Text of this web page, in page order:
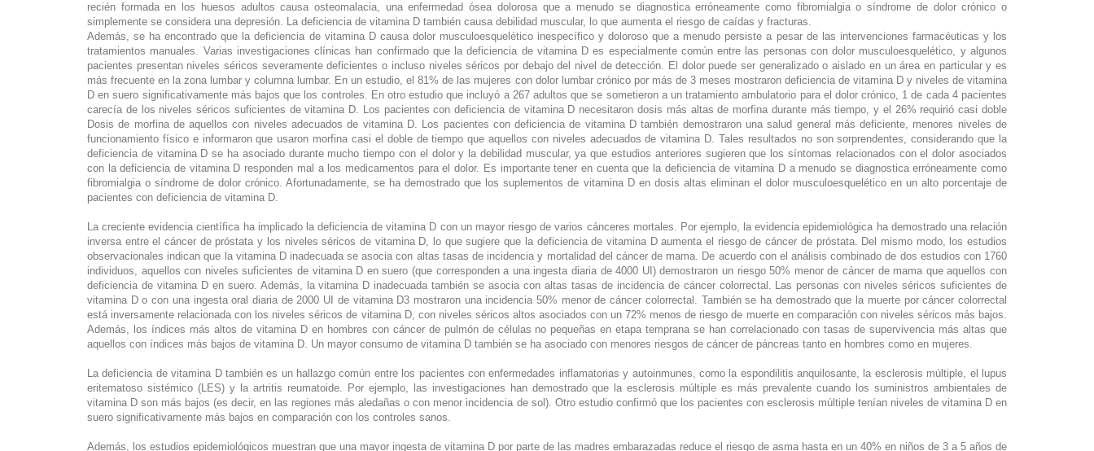
recién formada en los huesos adultos causa osteomalacia, una enfermedad ósea dolorosa que a menudo se diagnostica erróneamente como fibromialgia o síndrome de dolor crónico o
simplemente se considera una depresión. La deficiencia de vitamina D también causa debilidad muscular, lo que aumenta el riesgo de caídas y fracturas.
Además, se ha encontrado que la deficiencia de vitamina D causa dolor musculoesquelético inespecífico y doloroso que a menudo persiste a pesar de las intervenciones farmacéuticas y los
tratamientos manuales. Varias investigaciones clínicas han confirmado que la deficiencia de vitamina D es especialmente común entre las personas con dolor musculoesquelético, y algunos
pacientes presentan niveles séricos severamente deficientes o incluso niveles séricos por debajo del nivel de detección. El dolor puede ser generalizado o aislado en un área en particular y es
más frecuente en la zona lumbar y columna lumbar. En un estudio, el 81% de las mujeres con dolor lumbar crónico por más de 3 meses mostraron deficiencia de vitamina D y niveles de vitamina
D en suero significativamente más bajos que los controles. En otro estudio que incluyó a 267 adultos que se sometieron a un tratamiento ambulatorio para el dolor crónico, 1 de cada 4 pacientes
carecía de los niveles séricos suficientes de vitamina D. Los pacientes con deficiencia de vitamina D necesitaron dosis más altas de morfina durante más tiempo, y el 26% requirió casi doble
Dosis de morfina de aquellos con niveles adecuados de vitamina D. Los pacientes con deficiencia de vitamina D también demostraron una salud general más deficiente, menores niveles de
funcionamiento físico e informaron que usaron morfina casi el doble de tiempo que aquellos con niveles adecuados de vitamina D. Tales resultados no son sorprendentes, considerando que la
deficiencia de vitamina D se ha asociado durante mucho tiempo con el dolor y la debilidad muscular, ya que estudios anteriores sugieren que los síntomas relacionados con el dolor asociados
con la deficiencia de vitamina D responden mal a los medicamentos para el dolor. Es importante tener en cuenta que la deficiencia de vitamina D a menudo se diagnostica erróneamente como
fibromialgia o síndrome de dolor crónico. Afortunadamente, se ha demostrado que los suplementos de vitamina D en dosis altas eliminan el dolor musculoesquelético en un alto porcentaje de
pacientes con deficiencia de vitamina D.
La creciente evidencia científica ha implicado la deficiencia de vitamina D con un mayor riesgo de varios cánceres mortales. Por ejemplo, la evidencia epidemiológica ha demostrado una relación
inversa entre el cáncer de próstata y los niveles séricos de vitamina D, lo que sugiere que la deficiencia de vitamina D aumenta el riesgo de cáncer de próstata. Del mismo modo, los estudios
observacionales indican que la vitamina D inadecuada se asocia con altas tasas de incidencia y mortalidad del cáncer de mama. De acuerdo con el análisis combinado de dos estudios con 1760
individuos, aquellos con niveles suficientes de vitamina D en suero (que corresponden a una ingesta diaria de 4000 UI) demostraron un riesgo 50% menor de cáncer de mama que aquellos con
deficiencia de vitamina D en suero. Además, la vitamina D inadecuada también se asocia con altas tasas de incidencia de cáncer colorrectal. Las personas con niveles séricos suficientes de
vitamina D o con una ingesta oral diaria de 2000 UI de vitamina D3 mostraron una incidencia 50% menor de cáncer colorrectal. También se ha demostrado que la muerte por cáncer colorrectal
está inversamente relacionada con los niveles séricos de vitamina D, con niveles séricos altos asociados con un 72% menos de riesgo de muerte en comparación con niveles séricos más bajos.
Además, los índices más altos de vitamina D en hombres con cáncer de pulmón de células no pequeñas en etapa temprana se han correlacionado con tasas de supervivencia más altas que
aquellos con índices más bajos de vitamina D. Un mayor consumo de vitamina D también se ha asociado con menores riesgos de cáncer de páncreas tanto en hombres como en mujeres.
La deficiencia de vitamina D también es un hallazgo común entre los pacientes con enfermedades inflamatorias y autoinmunes, como la espondilitis anquilosante, la esclerosis múltiple, el lupus
eritematoso sistémico (LES) y la artritis reumatoide. Por ejemplo, las investigaciones han demostrado que la esclerosis múltiple es más prevalente cuando los suministros ambientales de
vitamina D son más bajos (es decir, en las regiones más aledañas o con menor incidencia de sol). Otro estudio confirmó que los pacientes con esclerosis múltiple tenían niveles de vitamina D en
suero significativamente más bajos en comparación con los controles sanos.
Además, los estudios epidemiológicos muestran que una mayor ingesta de vitamina D por parte de las madres embarazadas reduce el riesgo de asma hasta en un 40% en niños de 3 a 5 años de